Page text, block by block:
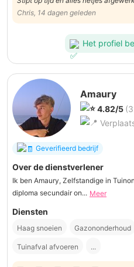
Eindresultaat... ik was verbaasd dat
zeker terug komen. Yannick is
Chris, 14 dagen geleden
Het profiel
Amaury
4.82/5
Geverifieerd bedrijf
Over de dienstverlener
Ik ben Amaury, Zelfstandige in
diploma secundair on... Meer
Diensten
Haag snoeien Gazononderhoud
Tuinafval afvoeren ...